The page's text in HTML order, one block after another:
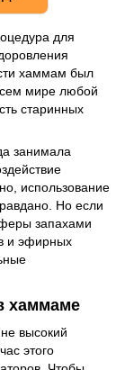
для
хаммам был
мире любой
старинных
занимала
использование
Но если
запахами
и эфирных
хаммаме
высокий
этого